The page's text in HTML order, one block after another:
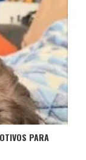
PARA